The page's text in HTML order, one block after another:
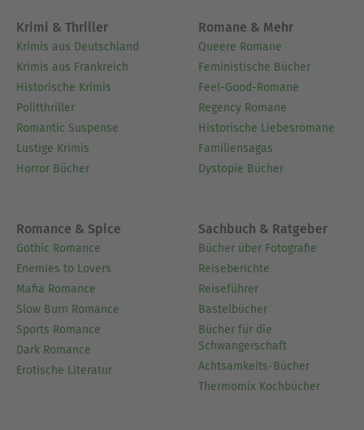
Krimi & Thriller
Krimis aus Deutschland
Krimis aus Frankreich
Historische Krimis
Politthriller
Romantic Suspense
Lustige Krimis
Horror Bücher
Romane & Mehr
Queere Romane
Feministische Bücher
Feel-Good-Romane
Regency Romane
Historische Liebesromane
Familiensagas
Dystopie Bücher
Romance & Spice
Gothic Romance
Enemies to Lovers
Mafia Romance
Slow Burn Romance
Sports Romance
Dark Romance
Erotische Literatur
Sachbuch & Ratgeber
Bücher über Fotografie
Reiseberichte
Reiseführer
Bastelbücher
Bücher für die
Schwangerschaft
Achtsamkeits-Bücher
Thermomix Kochbücher